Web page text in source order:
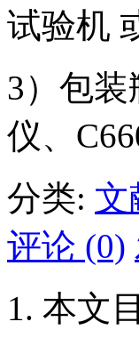
试验机
3）包装
仪、
分类: 文
评论 (0)
本文